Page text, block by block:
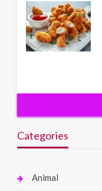
Categories
Animal